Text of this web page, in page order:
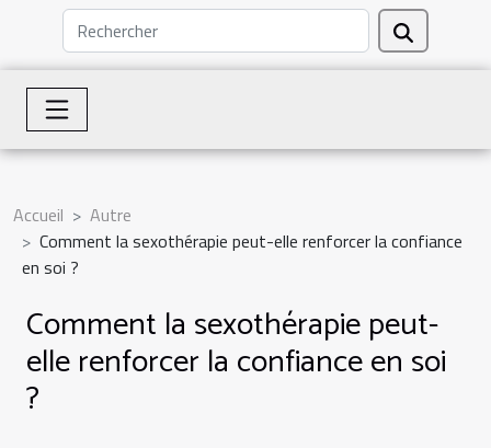
Accueil
Autre
Comment la sexothérapie peut-elle renforcer la confiance
en soi ?
Comment la sexothérapie peut-
elle renforcer la confiance en soi
?